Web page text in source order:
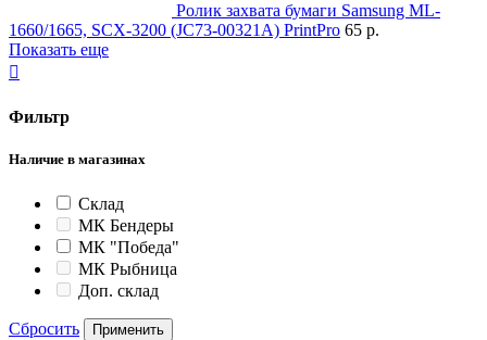
Ролик захвата бумаги Samsung ML-
1660/1665, SCX-3200 (JC73-00321A) PrintPro 65 р.
Показать еще

Фильтр
Наличие в магазинах
Склад
МК Бендеры
МК "Победа"
МК Рыбница
Доп. склад
Сбросить Применить